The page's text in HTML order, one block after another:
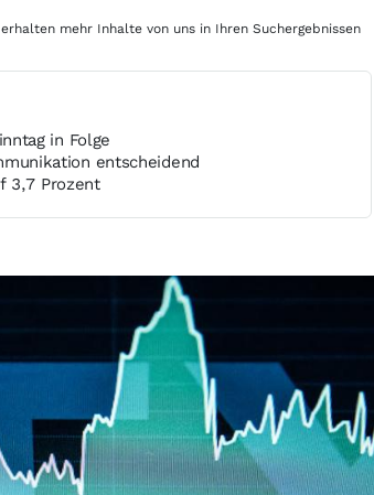
in Folge
entscheidend
3,7 Prozent
mehr Inhalte von uns in Ihren Suchergebnissen